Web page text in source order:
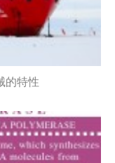
的特性